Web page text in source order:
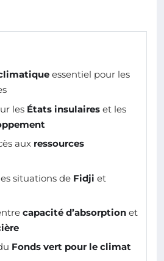
essentiel pour les
les États insulaires et les
aux ressources
situations de Fidji et
capacité d’absorption et
Fonds vert pour le climat